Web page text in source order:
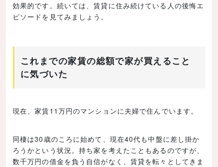
効果的です。続いては、賃貸に住み続けている人の後悔エ
ピソードを見てみましょう。
これまでの家賃の総額で家が買えること
に気づいた
現在、家賃11万円のマンションに夫婦で住んでいます。
同棲は30歳のころに始めて、現在40代も中盤に差し掛か
ろうかという状況。持ち家を考えたこともあるのですが、
数千万円の借金を負う自信がなく、賃貸を転々としてきま